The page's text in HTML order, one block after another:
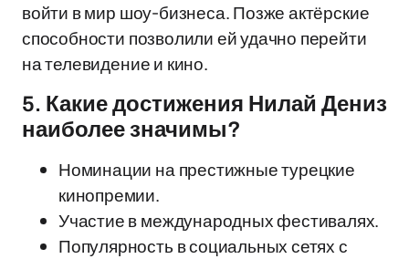
войти в мир шоу-бизнеса. Позже актёрские
способности позволили ей удачно перейти
на телевидение и кино.
5. Какие достижения Нилай Дениз
наиболее значимы?
Номинации на престижные турецкие
кинопремии.
Участие в международных фестивалях.
Популярность в социальных сетях с